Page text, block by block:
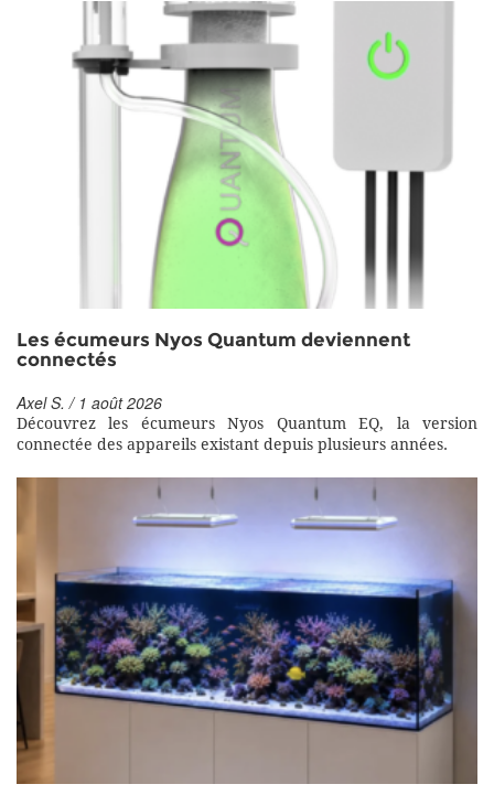
Les écumeurs Nyos Quantum deviennent
connectés
Axel S. / 1 août 2026
Découvrez les écumeurs Nyos Quantum EQ, la version
connectée des appareils existant depuis plusieurs années.